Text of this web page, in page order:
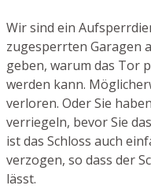
Wir sind ein
zugesperrten Garagen
geben, warum das Tor
werden kann.
verloren. Oder Sie
verriegeln, bevor Sie
ist das Schloss auch
verzogen, so dass der
lässt.